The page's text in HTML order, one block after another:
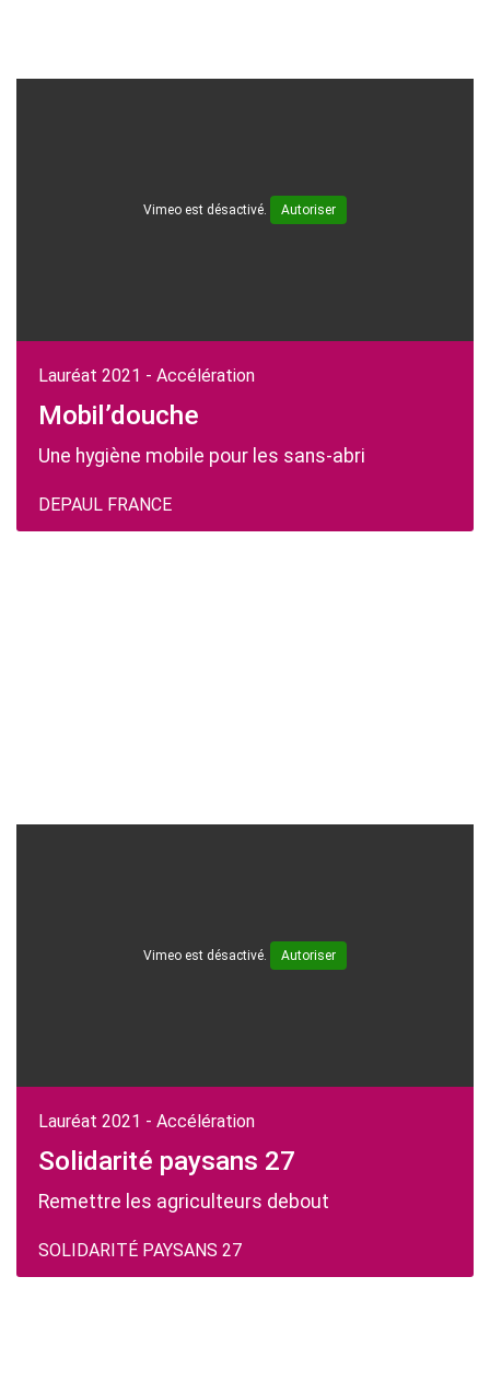
Vimeo est désactivé. Autoriser
Lauréat 2021 - Accélération
Mobil’douche
Une hygiène mobile pour les sans-abri
DEPAUL FRANCE
Vimeo est désactivé. Autoriser
Lauréat 2021 - Accélération
Solidarité paysans 27
Remettre les agriculteurs debout
SOLIDARITÉ PAYSANS 27